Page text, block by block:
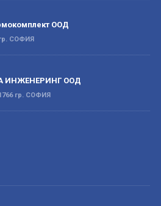
ООД
СОФИЯ
ИНЖЕНЕРИНГ ООД
гр. СОФИЯ